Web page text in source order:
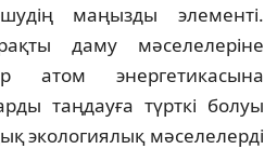
маңыз­ды элементі.
даму мәселелеріне
атом энер­гетикасына
таңдауға түрткі болуы
экологиялық мәселелерді